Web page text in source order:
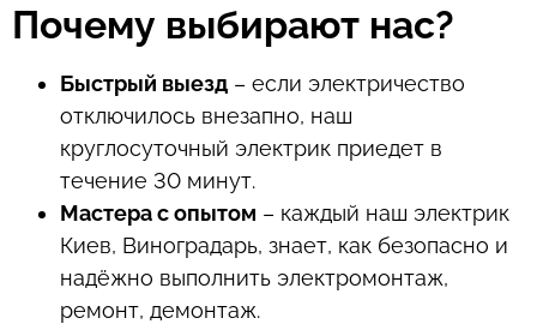
Почему выбирают нас?
Быстрый выезд – если электричество
отключилось внезапно, наш
круглосуточный электрик приедет в
течение 30 минут.
Мастера с опытом – каждый наш электрик
Киев, Виноградарь, знает, как безопасно и
надёжно выполнить электромонтаж,
ремонт, демонтаж.